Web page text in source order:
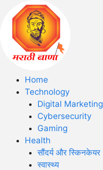
Home
Technology
Digital Marketing
Cybersecurity
Gaming
Health
सौंदर्य और स्किनकेयर
स्वास्थ्य